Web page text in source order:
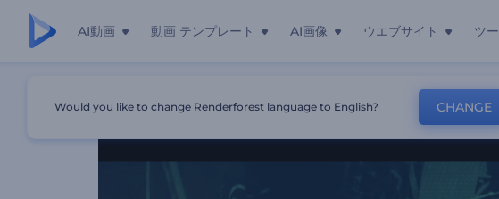
AI動画 動画 テンプレート AI画像 ウエブサイト ツ
Would you like to change Renderforest language to English? CHANGE